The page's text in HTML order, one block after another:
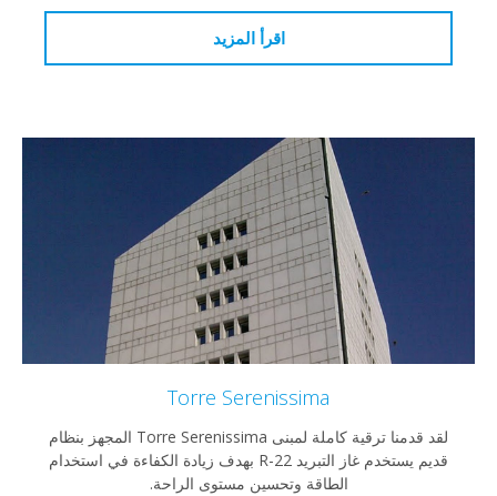
اقرأ المزيد
Torre Serenissima
لقد قدمنا ترقية كاملة لمبنى Torre Serenissima المجهز بنظام
قديم يستخدم غاز التبريد R-22 بهدف زيادة الكفاءة في استخدام
الطاقة وتحسين مستوى الراحة.